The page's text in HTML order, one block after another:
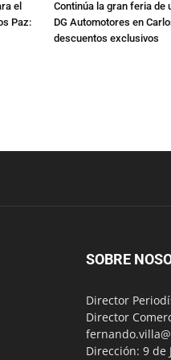
el
Paz:
Continúa la gran feria de
DG Automotores en
descuentos exclusivos
SOBRE
Director
Director
Dirección: 9 de